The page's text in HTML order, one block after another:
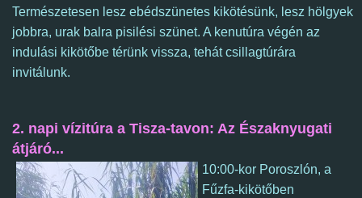
Természetesen lesz ebédszünetes kikötésünk, lesz hölgyek
jobbra, urak balra pisilési szünet. A kenutúra végén az
indulási kikötőbe térünk vissza, tehát csillagtúrára
invitálunk.
2. napi vízitúra a Tisza-tavon: Az Északnyugati
átjáró...
10:00-kor Poroszlón, a
Fűzfa-kikötőben